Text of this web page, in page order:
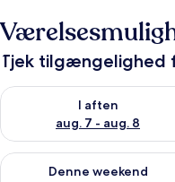
Tjek tilgængelighed
I aften
aug. 7 - aug. 8
Tjek tilgængelighed for i
Denne weekend
Tjek tilgængelighed for